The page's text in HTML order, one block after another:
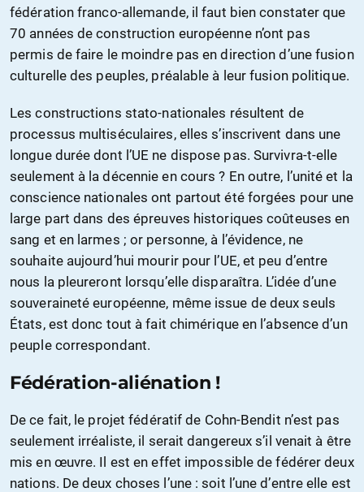
fédération franco-allemande, il faut bien constater que
70 années de construction européenne n’ont pas
permis de faire le moindre pas en direction d’une fusion
culturelle des peuples, préalable à leur fusion politique.
Les constructions stato-nationales résultent de
processus multiséculaires, elles s’inscrivent dans une
longue durée dont l’UE ne dispose pas. Survivra-t-elle
seulement à la décennie en cours ? En outre, l’unité et la
conscience nationales ont partout été forgées pour une
large part dans des épreuves historiques coûteuses en
sang et en larmes ; or personne, à l’évidence, ne
souhaite aujourd’hui mourir pour l’UE, et peu d’entre
nous la pleureront lorsqu’elle disparaîtra. L’idée d’une
souveraineté européenne, même issue de deux seuls
États, est donc tout à fait chimérique en l’absence d’un
peuple correspondant.
Fédération-aliénation !
De ce fait, le projet fédératif de Cohn-Bendit n’est pas
seulement irréaliste, il serait dangereux s’il venait à être
mis en œuvre. Il est en effet impossible de fédérer deux
nations. De deux choses l’une : soit l’une d’entre elle est